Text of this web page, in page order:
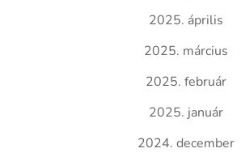
2025. április
2025. március
2025. február
2025. január
2024. december